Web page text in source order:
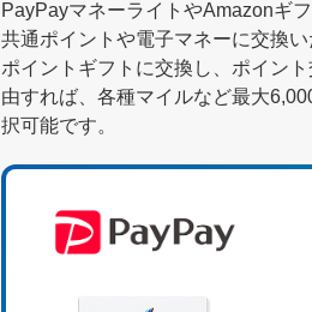
PayPayマネーライトやAmazonギ
共通ポイントや電子マネーに交換
ポイントギフトに交換し、ポイン
由すれば、各種マイルなど最大
択可能です。